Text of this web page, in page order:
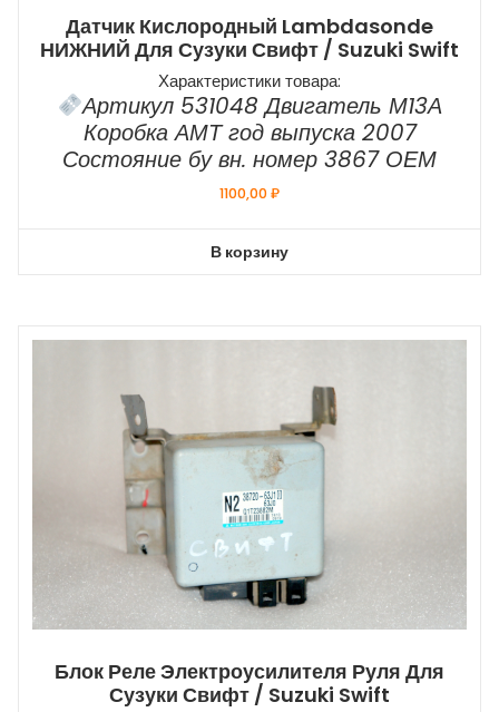
Датчик Кислородный Lambdasonde
НИЖНИЙ Для Сузуки Свифт / Suzuki Swift
Характеристики товара:
Артикул 531048 Двигатель М13А
Коробка АМТ год выпуска 2007
Состояние бу вн. номер 3867 ОЕМ
1100,00₽
В корзину
Блок Реле Электроусилителя Руля Для
Сузуки Свифт / Suzuki Swift